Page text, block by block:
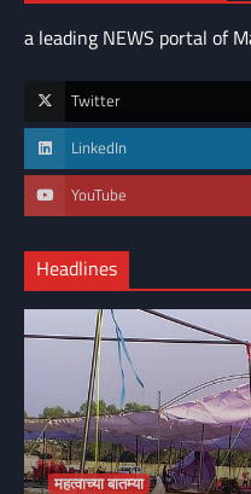
a leading NEWS portal of
Twitter
LinkedIn
YouTube
Headlines
महत्वाच्या बातम्या